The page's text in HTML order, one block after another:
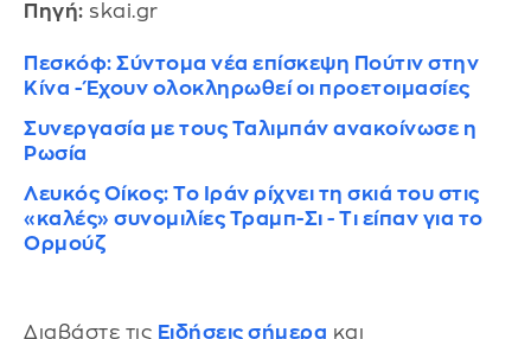
Πηγή: skai.gr
Πεσκόφ: Σύντομα νέα επίσκεψη Πούτιν στην
Κίνα - Έχουν ολοκληρωθεί οι προετοιμασίες
Συνεργασία με τους Ταλιμπάν ανακοίνωσε η
Ρωσία
Λευκός Οίκος: Το Ιράν ρίχνει τη σκιά του στις
«καλές» συνομιλίες Τραμπ-Σι - Τι είπαν για το
Ορμούζ
Διαβάστε τις Ειδήσεις σήμερα και